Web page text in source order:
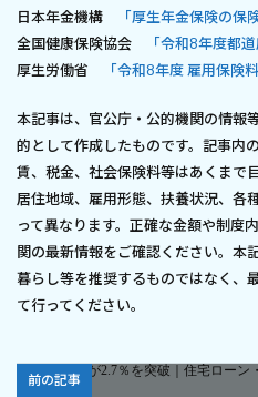
日本年金機構
「厚生年金保険の保
全国健康保険協会
「令和8年度都
厚生労働省
「令和8年度 雇用保険
本記事は、官公庁・公的機関の情報
的として作成したものです。記事内
賃、税金、社会保険料等はあくまで
居住地域、雇用形態、扶養状況、各
って異なります。正確な金額や制度
関の最新情報をご確認ください。本
暮らし等を推奨するものではなく、
て行ってください。
前の記事